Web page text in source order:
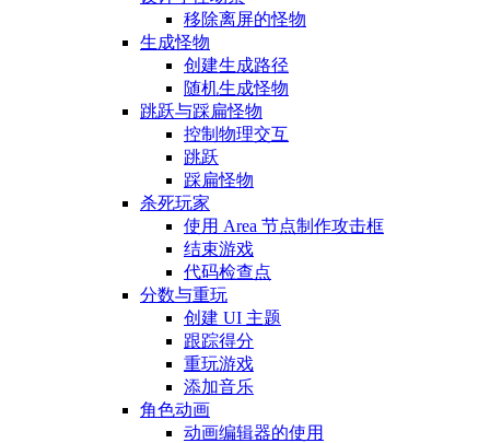
移除离屏的怪物
生成怪物
创建生成路径
随机生成怪物
跳跃与踩扁怪物
控制物理交互
跳跃
踩扁怪物
杀死玩家
使用 Area 节点制作攻击框
结束游戏
代码检查点
分数与重玩
创建 UI 主题
跟踪得分
重玩游戏
添加音乐
角色动画
动画编辑器的使用